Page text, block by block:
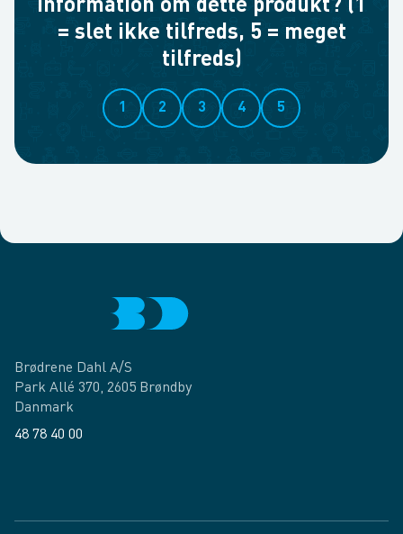
information om dette produkt? (1
= slet ikke tilfreds, 5 = meget
tilfreds)
1 2 3 4 5
Brødrene Dahl A/S
Park Allé 370, 2605 Brøndby
Danmark
48 78 40 00